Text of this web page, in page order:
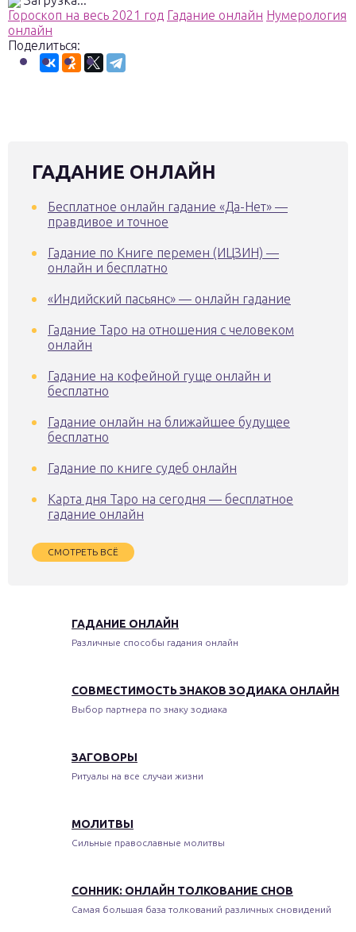
Гороскоп на весь 2021 год Гадание онлайн Нумерология
онлайн
Поделиться:
ГАДАНИЕ ОНЛАЙН
Бесплатное онлайн гадание «Да-Нет» —
правдивое и точное
Гадание по Книге перемен (ИЦЗИН) —
онлайн и бесплатно
«Индийский пасьянс» — онлайн гадание
Гадание Таро на отношения с человеком
онлайн
Гадание на кофейной гуще онлайн и
бесплатно
Гадание онлайн на ближайшее будущее
бесплатно
Гадание по книге судеб онлайн
Карта дня Таро на сегодня — бесплатное
гадание онлайн
СМОТРЕТЬ ВСЁ
ГАДАНИЕ ОНЛАЙН
Различные способы гадания онлайн
СОВМЕСТИМОСТЬ ЗНАКОВ ЗОДИАКА ОНЛАЙН
Выбор партнера по знаку зодиака
ЗАГОВОРЫ
Ритуалы на все случаи жизни
МОЛИТВЫ
Сильные православные молитвы
СОННИК: ОНЛАЙН ТОЛКОВАНИЕ СНОВ
Самая большая база толкований различных сновидений